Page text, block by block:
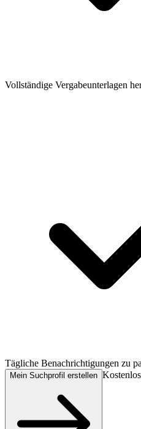
Vollständige Vergabeunterlagen
Tägliche Benachrichtigungen zu
Mein Suchprofil erstellen